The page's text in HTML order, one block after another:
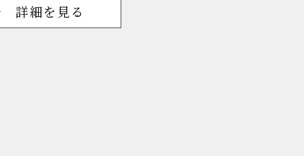
詳細を見る